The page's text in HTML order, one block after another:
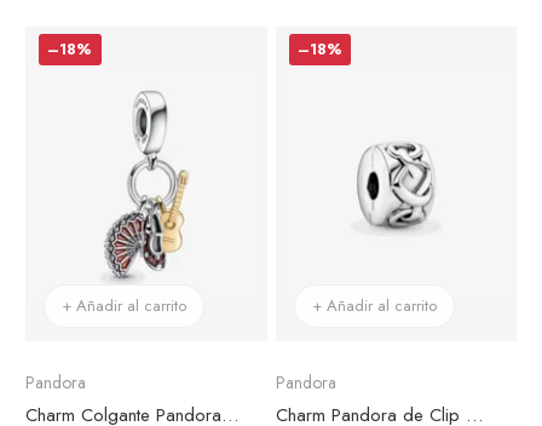
–18%
+ Añadir al carrito
Pandora
Charm Colgante Pandora Guitarra Española, Zapato Flamenco y Abanico
–18%
+ Añadir al carrito
Pandora
Charm Pandora de Clip Corazones Anudados